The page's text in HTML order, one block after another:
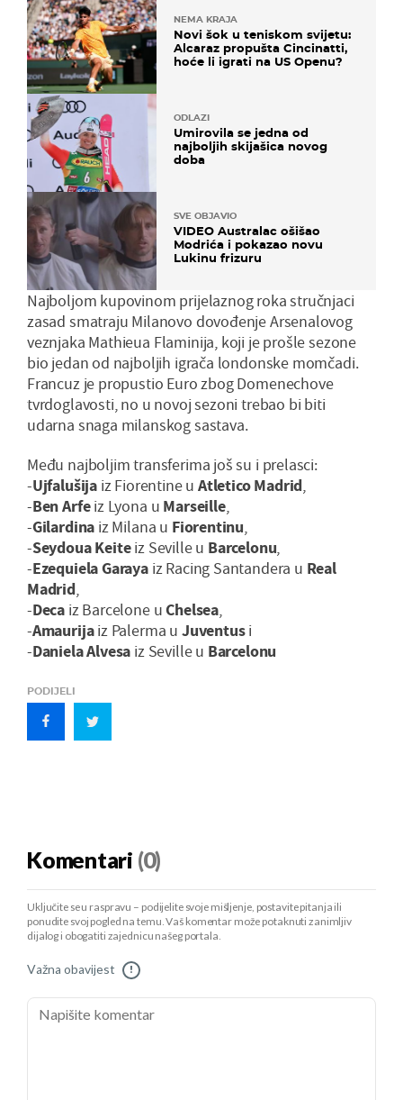
NEMA KRAJA
Novi šok u teniskom svijetu:
Alcaraz propušta Cincinatti,
hoće li igrati na US Openu?
ODLAZI
Umirovila se jedna od
najboljih skijašica novog
doba
SVE OBJAVIO
VIDEO Australac ošišao
Modrića i pokazao novu
Lukinu frizuru
Najboljom kupovinom prijelaznog roka stručnjaci
zasad smatraju Milanovo dovođenje Arsenalovog
veznjaka Mathieua Flaminija, koji je prošle sezone
bio jedan od najboljih igrača londonske momčadi.
Francuz je propustio Euro zbog Domenechove
tvrdoglavosti, no u novoj sezoni trebao bi biti
udarna snaga milanskog sastava.
Među najboljim transferima još su i prelasci:
-Ujfalušija iz Fiorentine u Atletico Madrid,
-Ben Arfeiz Lyona u Marseille,
-Gilardina iz Milana u Fiorentinu,
-Seydoua Keiteiz Seville u Barcelonu,
-Ezequiela Garayaiz Racing Santandera u Real
Madrid,
-Deca iz Barcelone uChelsea,
-Amaurijaiz Palerma u Juventusi
-Daniela Alvesa iz Seville u Barcelonu
PODIJELI
Komentari (0)
Uključite se u raspravu – podijelite svoje mišljenje, postavite pitanja ili
ponudite svoj pogled na temu. Vaš komentar može potaknuti zanimljiv
dijalog i obogatiti zajednicu našeg portala.
Važna obavijest !